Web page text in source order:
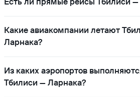
Какие авиакомпании летают
Ларнака?
Из каких аэропортов
Тбилиси — Ларнака?